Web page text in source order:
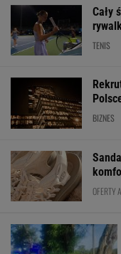
Cały
TENIS
BIZNES
OFERTY